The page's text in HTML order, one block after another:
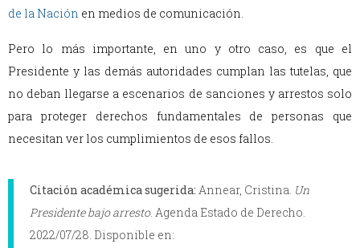
de la Nación en medios de comunicación.
Pero lo más importante, en uno y otro caso, es que el
Presidente y las demás autoridades cumplan las tutelas, que
no deban llegarse a escenarios de sanciones y arrestos solo
para proteger derechos fundamentales de personas que
necesitan ver los cumplimientos de esos fallos.
Citación académica sugerida: Annear, Cristina. Un
Presidente bajo arresto. Agenda Estado de Derecho.
2022/07/28. Disponible en: